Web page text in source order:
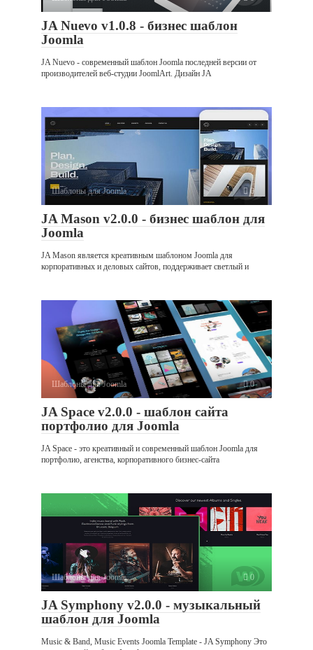
JA Nuevo v1.0.8 - бизнес шаблон
Joomla
JA Nuevo - современный шаблон Joomla последней версии от
производителей веб-студии JoomlArt. Дизайн JA
Шаблоны для Joomla 0
JA Mason v2.0.0 - бизнес шаблон для
Joomla
JA Mason является креативным шаблоном Joomla для
корпоративных и деловых сайтов, поддерживает светлый и
Шаблоны для Joomla 0
JA Space v2.0.0 - шаблон сайта
портфолио для Joomla
JA Space - это креативный и современный шаблон Joomla для
портфолио, агенства, корпоративного бизнес-сайта
Шаблоны для Joomla 0
JA Symphony v2.0.0 - музыкальный
шаблон для Joomla
Music & Band, Music Events Joomla Template - JA Symphony Это